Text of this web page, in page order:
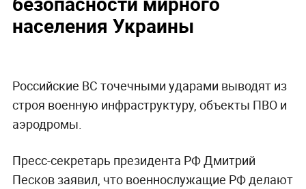
населения Украины
Российские ВС точечными ударами выводят из
строя военную инфраструктуру, объекты ПВО и
аэродромы.
Пресс-секретарь президента РФ Дмитрий
Песков заявил, что военнослужащие РФ делают